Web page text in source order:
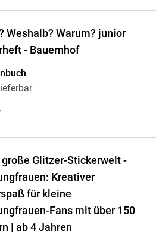
Weshalb? Warum? junior
- Bauernhof
große Glitzer-Stickerwelt -
Kreativer
für kleine
Fans mit über 150
| ab 4 Jahren